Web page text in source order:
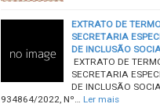
EXTRATO DE
SECRETARIA
DE INCLUSÃO
EXTRATO DE
SECRETARIA
DE INCLUSÃO
934864/2022, Nº…
Ler mais